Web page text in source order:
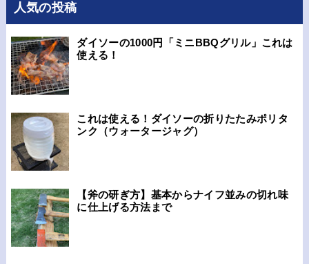
人気の投稿
ダイソーの1000円「ミニBBQグリル」これは
使える！
これは使える！ダイソーの折りたたみポリタ
ンク（ウォータージャグ）
【斧の研ぎ方】基本からナイフ並みの切れ味
に仕上げる方法まで